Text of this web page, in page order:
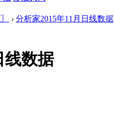
› 分析家2015年11月日线数据
线数据